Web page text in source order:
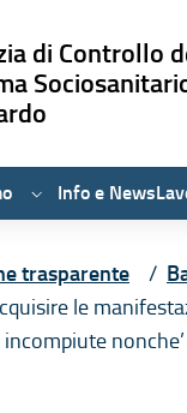
di Controllo
Info e News
trasparente
le